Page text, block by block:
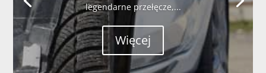
legendarne przełęcze,...
Więcej